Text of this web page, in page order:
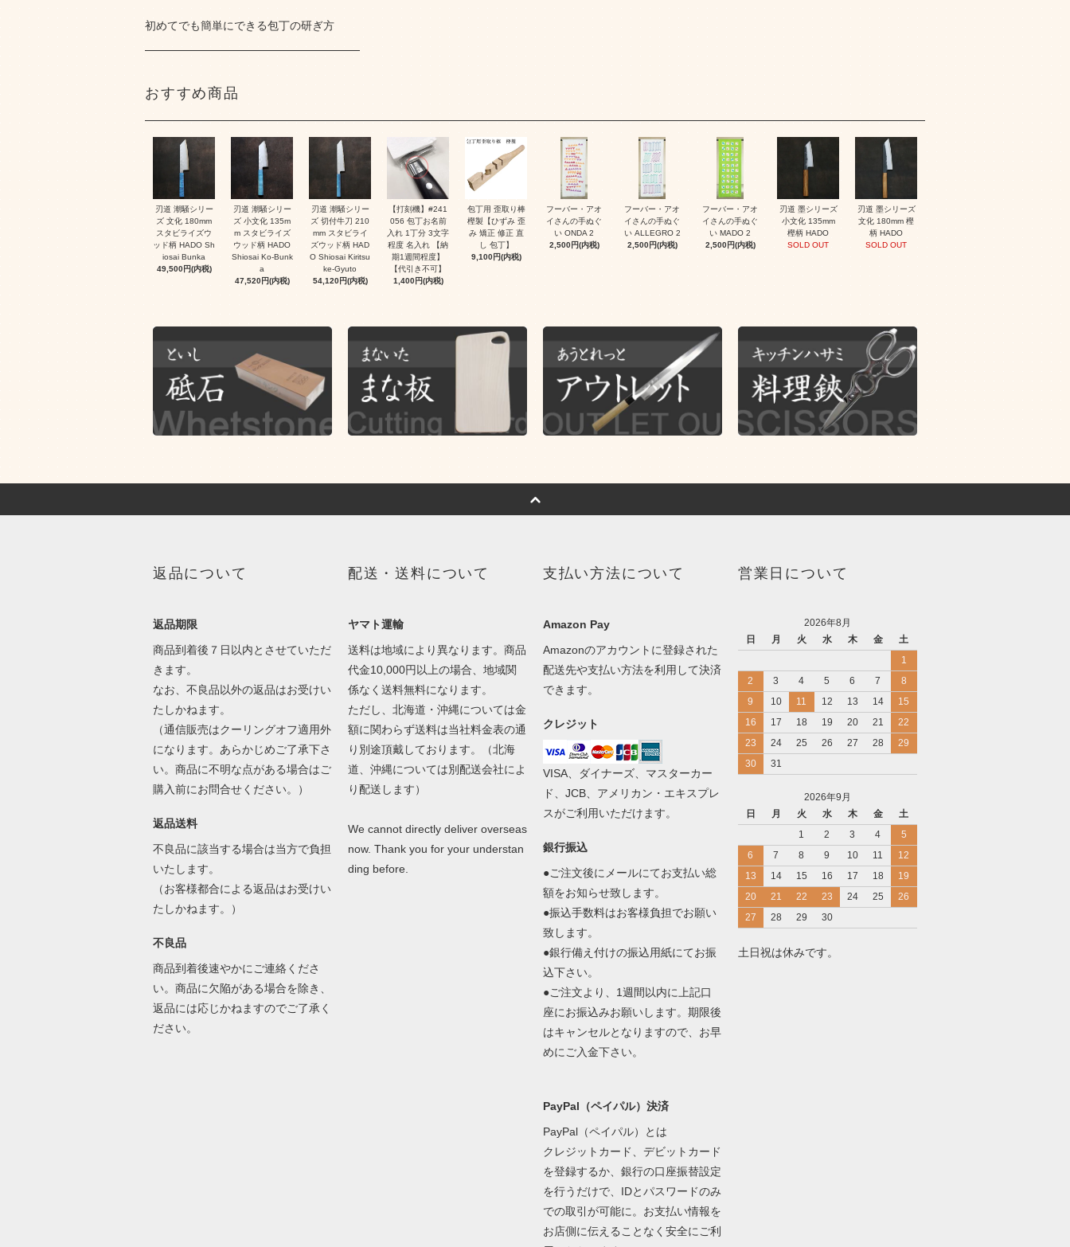
初めてでも簡単にできる包丁の研ぎ方
おすすめ商品
刃道 潮騒シリー
ズ 文化 180mm
スタビライズウ
ッド柄 HADO Sh
iosai Bunka
49,500円(内税)
刃道 潮騒シリー
ズ 小文化 135m
m スタビライズ
ウッド柄 HADO
Shiosai Ko-Bunk
a
47,520円(内税)
刃道 潮騒シリー
ズ 切付牛刀 210
mm スタビライ
ズウッド柄 HAD
O Shiosai Kiritsu
ke-Gyuto
54,120円(内税)
【打刻機】#241
056 包丁お名前
入れ 1丁分 3文字
程度 名入れ 【納
期1週間程度】
【代引き不可】
1,400円(内税)
包丁用 歪取り棒
樫製【ひずみ 歪
み 矯正 修正 直
し 包丁】
9,100円(内税)
フーバー・アオ
イさんの手ぬぐ
い ONDA 2
2,500円(内税)
フーバー・アオ
イさんの手ぬぐ
い ALLEGRO 2
2,500円(内税)
フーバー・アオ
イさんの手ぬぐ
い MADO 2
2,500円(内税)
刃道 墨シリーズ
小文化 135mm
樫柄 HADO
SOLD OUT
刃道 墨シリーズ
文化 180mm 樫
柄 HADO
SOLD OUT
返品について
返品期限
商品到着後７日以内とさせていただ
きます。
なお、不良品以外の返品はお受けい
たしかねます。
（通信販売はクーリングオフ適用外
になります。あらかじめご了承下さ
い。商品に不明な点がある場合はご
購入前にお問合せください。）
返品送料
不良品に該当する場合は当方で負担
いたします。
（お客様都合による返品はお受けい
たしかねます。）
不良品
商品到着後速やかにご連絡くださ
い。商品に欠陥がある場合を除き、
返品には応じかねますのでご了承く
ださい。
配送・送料について
ヤマト運輸
送料は地域により異なります。商品
代金10,000円以上の場合、地域関
係なく送料無料になります。
ただし、北海道・沖縄については金
額に関わらず送料は当社料金表の通
り別途頂戴しております。（北海
道、沖縄については別配送会社によ
り配送します）
We cannot directly deliver overseas
now. Thank you for your understan
ding before.
支払い方法について
Amazon Pay
Amazonのアカウントに登録された
配送先や支払い方法を利用して決済
できます。
クレジット
VISA、ダイナーズ、マスターカー
ド、JCB、アメリカン・エキスプレ
スがご利用いただけます。
銀行振込
●ご注文後にメールにてお支払い総
額をお知らせ致します。
●振込手数料はお客様負担でお願い
致します。
●銀行備え付けの振込用紙にてお振
込下さい。
●ご注文より、1週間以内に上記口
座にお振込みお願いします。期限後
はキャンセルとなりますので、お早
めにご入金下さい。
PayPal（ペイパル）決済
PayPal（ペイパル）とは
クレジットカード、デビットカード
を登録するか、銀行の口座振替設定
を行うだけで、IDとパスワードのみ
での取引が可能に。お支払い情報を
お店側に伝えることなく安全にご利
営業日について
2026年8月
日
月 火 水 木 金
土
1
2
3 4 5 6 7
8
9
10 11 12 13 14
15
16
17 18 19 20 21
22
23
24 25 26 27 28
29
30
31
2026年9月
日
月 火 水 木 金
土
1
2 3 4
5
6
7 8 9 10 11
12
13
14 15 16 17 18
19
20
21 22 23 24 25
26
27
28 29 30
土日祝は休みです。